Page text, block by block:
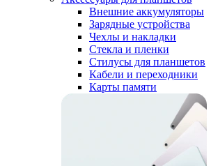
Внешние аккумуляторы
Зарядные устройства
Чехлы и накладки
Стекла и пленки
Стилусы для планшетов
Кабели и переходники
Карты памяти